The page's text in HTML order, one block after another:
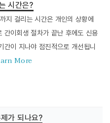
시간은?
지 걸리는 시간은 개인의 상황에
간이회생 절차가 끝난 후에도 신용
이 지나야 점진적으로 개선됩니
More
가 되나요?